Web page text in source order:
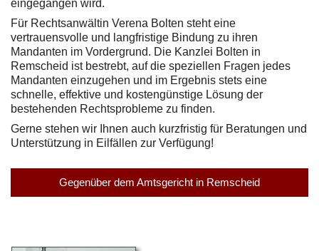
eingegangen wird.
Für Rechtsanwältin Verena Bolten steht eine
vertrauensvolle und langfristige Bindung zu ihren
Mandanten im Vordergrund. Die Kanzlei Bolten in
Remscheid ist bestrebt, auf die speziellen Fragen jedes
Mandanten einzugehen und im Ergebnis stets eine
schnelle, effektive und kostengünstige Lösung der
bestehenden Rechtsprobleme zu finden.
Gerne stehen wir Ihnen auch kurzfristig für Beratungen und
Unterstützung in Eilfällen zur Verfügung!
Gegenüber dem Amtsgericht in Remscheid